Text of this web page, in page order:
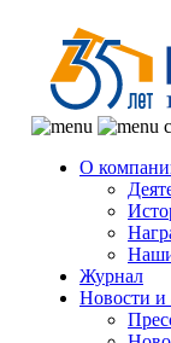
О
Журнал
Новости и